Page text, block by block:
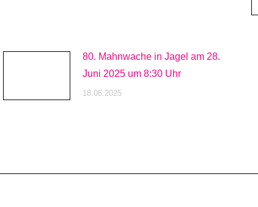
80. Mahnwache in Jagel am 28.
Juni 2025 um 8:30 Uhr
18.06.2025